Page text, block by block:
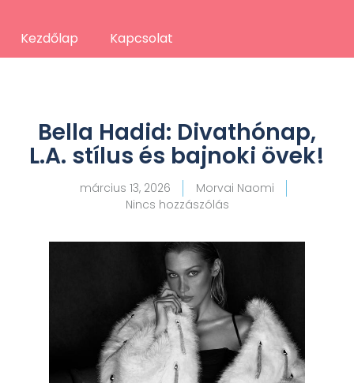
Kezdőlap Kapcsolat
Bella Hadid: Divathónap,
L.A. stílus és bajnoki övek!
március 13, 2026
Morvai Naomi
Nincs hozzászólás